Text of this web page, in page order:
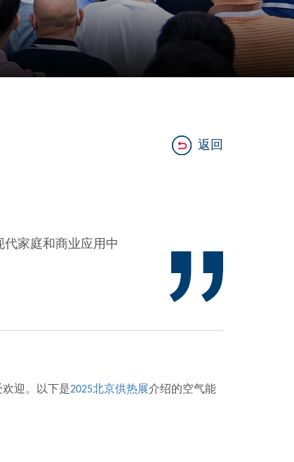
返回
家庭和商业应用中
迎。以下是2025北京供热展介绍的空气能